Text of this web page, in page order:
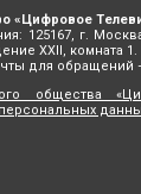
«Цифровое
125167, г.
XXII, комната 1.
для обращений
общества